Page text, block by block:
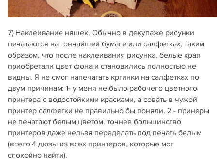
7) Наклеивание няшек. Обычно в декупаже рисунки
печатаются на тончайшей бумаге или салфетках, таким
образом, что после наклеивания рисунка, белые края
приобретали цвет фона и становились полностью не
видны. Я не смог напечатать кртинки на салфетках по
двум причинам: 1- у меня не было рабочего цветного
принтера с водостойкими красками, а совать в чужой
принтер салфетки не правильно бы поняли. 2 - принеры
не печатают белым цветом. точнее большинство
принтеров даже нельзя переделать под печать белым
(всего 4 дюзы из всех принтеров, которые мог
спокойно найти).